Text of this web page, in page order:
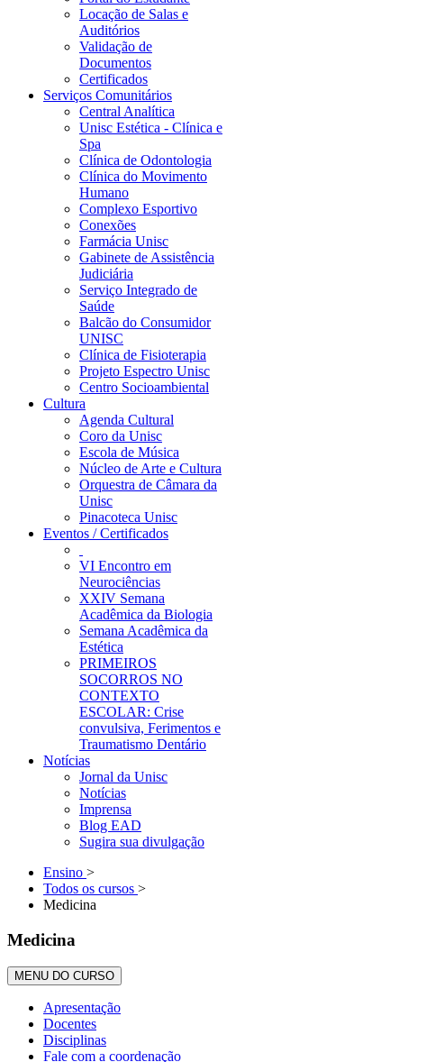
Locação de Salas e
Auditórios
Validação de
Documentos
Certificados
Serviços Comunitários
Central Analítica
Unisc Estética - Clínica e
Spa
Clínica de Odontologia
Clínica do Movimento
Humano
Complexo Esportivo
Conexões
Farmácia Unisc
Gabinete de Assistência
Judiciária
Serviço Integrado de
Saúde
Balcão do Consumidor
UNISC
Clínica de Fisioterapia
Projeto Espectro Unisc
Centro Socioambiental
Cultura
Agenda Cultural
Coro da Unisc
Escola de Música
Núcleo de Arte e Cultura
Orquestra de Câmara da
Unisc
Pinacoteca Unisc
Eventos / Certificados
VI Encontro em
Neurociências
XXIV Semana
Acadêmica da Biologia
Semana Acadêmica da
Estética
PRIMEIROS
SOCORROS NO
CONTEXTO
ESCOLAR: Crise
convulsiva, Ferimentos e
Traumatismo Dentário
Notícias
Jornal da Unisc
Notícias
Imprensa
Blog EAD
Sugira sua divulgação
Ensino >
Todos os cursos >
Medicina
Medicina
MENU DO CURSO
Apresentação
Docentes
Disciplinas
Fale com a coordenação